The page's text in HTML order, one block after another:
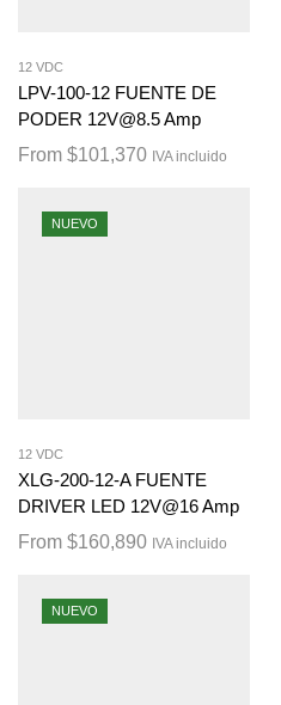
12 VDC
LPV-100-12 FUENTE DE
PODER 12V@8.5 Amp
From $101,370 IVA incluido
NUEVO
12 VDC
XLG-200-12-A FUENTE
DRIVER LED 12V@16 Amp
From $160,890 IVA incluido
NUEVO